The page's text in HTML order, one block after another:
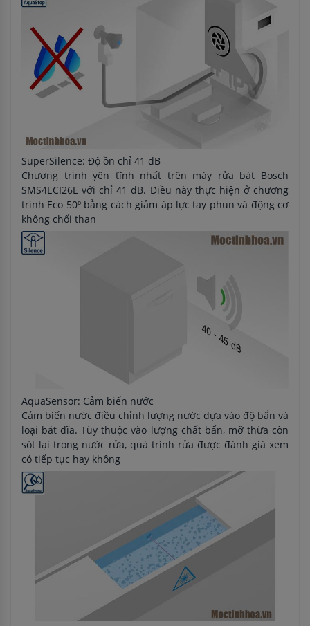
SuperSilence: Độ ồn chỉ 41 dB
Chương trình yên tĩnh nhất trên máy rửa bát Bosch
SMS4ECI26E với chỉ 41 dB. Điều này thực hiện ở chương
trình Eco 50º bằng cách giảm áp lực tay phun và động cơ
không chổi than
AquaSensor: Cảm biến nước
Cảm biến nước điều chỉnh lượng nước dựa vào độ bẩn và
loại bát đĩa. Tùy thuộc vào lượng chất bẩn, mỡ thừa còn
sót lại trong nước rửa, quá trình rửa được đánh giá xem
có tiếp tục hay không